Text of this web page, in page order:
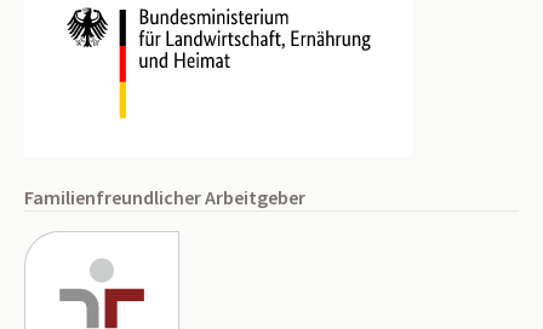
Familienfreundlicher Arbeitgeber